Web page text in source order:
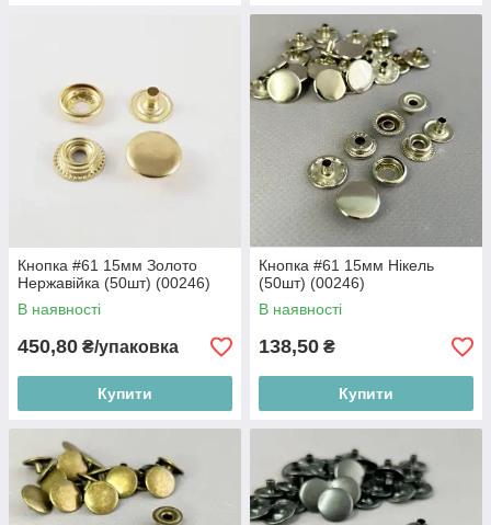
Кнопка #61 15мм Золото
Нержавійка (50шт) (00246)
В наявності
450,80 ₴/упаковка
Купити
Кнопка #61 15мм Нікель
(50шт) (00246)
В наявності
138,50 ₴
Купити